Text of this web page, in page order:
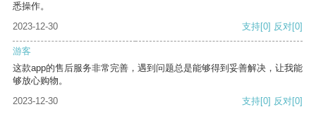
悉操作。
2023-12-30
支持[0] 反对[0]
游客
这款app的售后服务非常完善，遇到问题总是能够得到妥善解决，让我能
够放心购物。
2023-12-30
支持[0] 反对[0]